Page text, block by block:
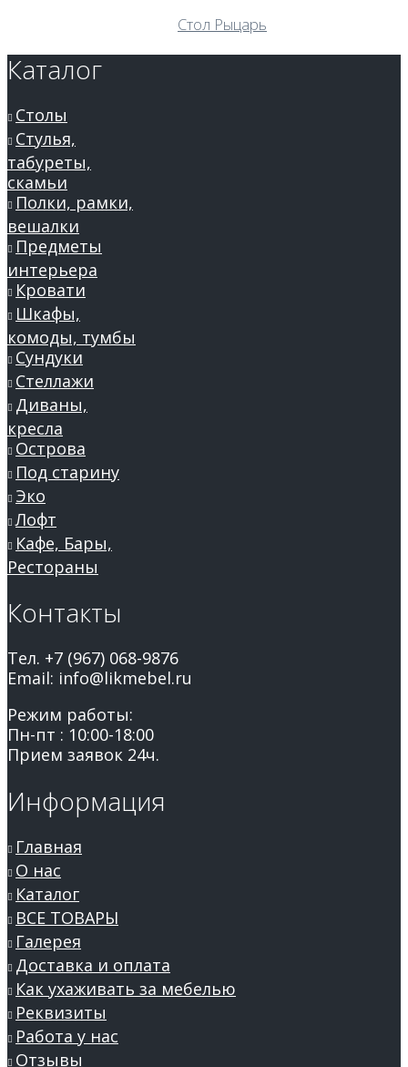
Стол Рыцарь
Каталог
Столы
Стулья,
табуреты,
скамьи
Полки, рамки,
вешалки
Предметы
интерьера
Кровати
Шкафы,
комоды, тумбы
Сундуки
Стеллажи
Диваны,
кресла
Острова
Под старину
Эко
Лофт
Кафе, Бары,
Рестораны
Контакты
Тел. +7 (967) 068-9876
Email: info@likmebel.ru
Режим работы:
Пн-пт : 10:00-18:00
Прием заявок 24ч.
Информация
Главная
О нас
Каталог
ВСЕ ТОВАРЫ
Галерея
Доставка и оплата
Как ухаживать за мебелью
Реквизиты
Работа у нас
Отзывы